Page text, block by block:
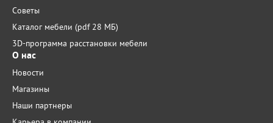
Советы
Каталог мебели (pdf 28 МБ)
3D-программа расстановки мебели
О нас
Новости
Магазины
Наши партнеры